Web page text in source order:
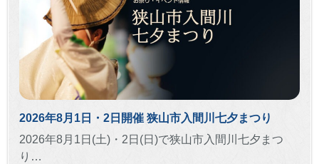
2026年8月1日・2日開催 狭山市入間川七夕まつり
2026年8月1日(土)・2日(日)で狭山市入間川七夕まつ
り…